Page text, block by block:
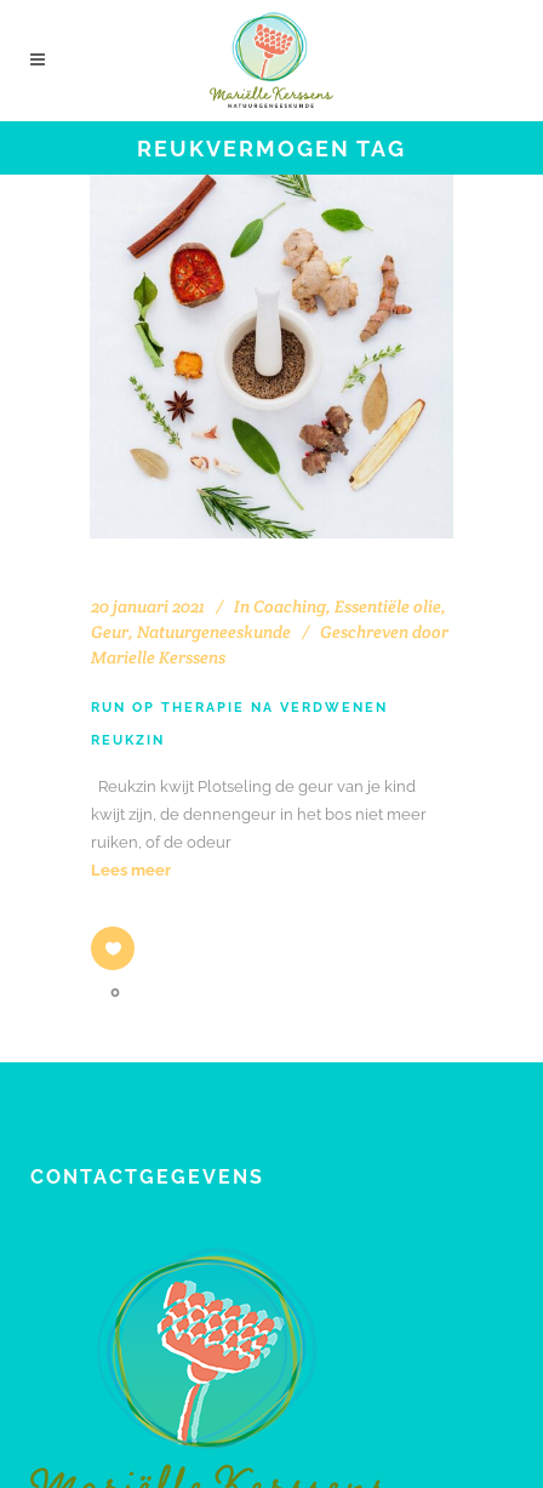
REUKVERMOGEN TAG
20 januari 2021 InCoaching, Essentiële olie,
Geur, Natuurgeneeskunde
Geschreven door
Marielle Kerssens
RUN OP THERAPIE NA VERDWENEN
REUKZIN
Reukzin kwijt Plotseling de geur van je kind
kwijt zijn, de dennengeur in het bos niet meer
ruiken, of de odeur
Lees meer
0
CONTACTGEGEVENS